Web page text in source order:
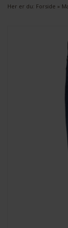
Her er du: Forside »